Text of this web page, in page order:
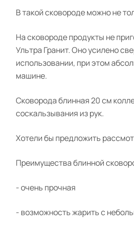
В такой сковороде можно не
На сковороде продукты не
Ультра Гранит. Оно усилено
использовании, при этом
машине.
Сковорода блинная 20 см
соскальзывания из рук.
Хотели бы предложить
Преимущества блинной
- очень прочная
- возможность жарить с